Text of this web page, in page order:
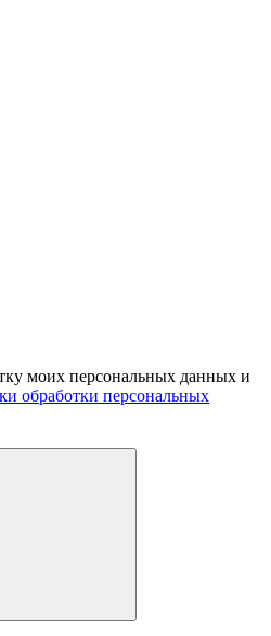
моих персональных данных и
обработки персональных